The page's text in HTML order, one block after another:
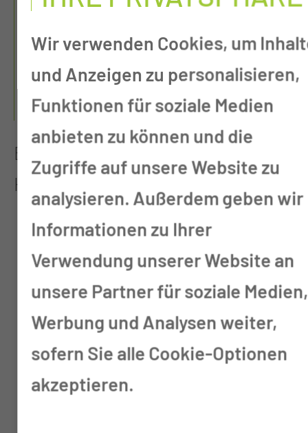
ANMELDUNG: SIE ERSPAREN
SICH DADURCH EIN LANGES
AUFNAHMEVERFAHREN UND
VERKÜRZEN DAMIT IHRE
WARTEZEITEN.
Bitte beachten Sie folgende
Hinweise:
Nutzen Sie diesen Service nur,
wenn Sie von Ihrem Hausarzt
oder der MUL-CT einen
abgestimmten und bestätigten
Termin (außer Wochenende und
Feiertag) erhalten haben.
Wir verwenden Cookies, um
und Anzeigen zu personalisieren,
Funktionen für soziale Medien
anbieten zu können und die
Zugriffe auf unsere Website zu
analysieren. Außerdem geben wir
Informationen zu Ihrer
Verwendung unserer Website an
unsere Partner für soziale Medien,
Werbung und Analysen weiter,
sofern Sie alle Cookie-Optionen
akzeptieren.